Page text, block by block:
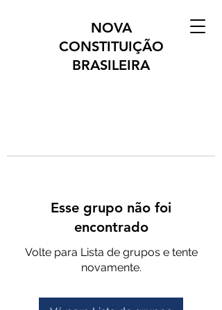
NOVA
CONSTITUIÇÃO
BRASILEIRA
Esse grupo não foi
encontrado
Volte para Lista de grupos e tente
novamente.